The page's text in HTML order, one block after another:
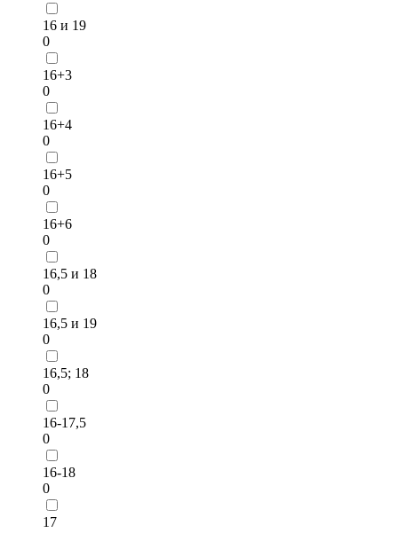
16 и 19
0
16+3
0
16+4
0
16+5
0
16+6
0
16,5 и 18
0
16,5 и 19
0
16,5; 18
0
16-17,5
0
16-18
0
17